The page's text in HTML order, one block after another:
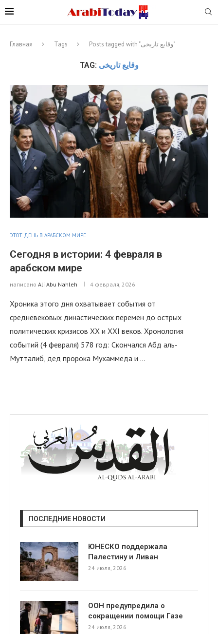
Главная Tags Posts tagged with "وقایع تاریخی"
TAG: وقایع تاریخی
ЭТОТ ДЕНЬ В АРАБСКОМ МИРЕ
Сегодня в истории: 4 февраля в
арабском мире
написано Ali Abu Nahleh 4 февраля, 2026
Хроника этого дня охватывает события от
средневековых династических перемен до острых
политических кризисов XX и XXI веков. Хронология
событий (4 февраля) 578 год: Скончался Абд аль-
Мутталиб, дед пророка Мухаммеда и …
ПОСЛЕДНИЕ НОВОСТИ
ЮНЕСКО поддержала
Палестину и Ливан
24 июля, 2026
ООН предупредила о
сокращении помощи Газе
24 июля, 2026